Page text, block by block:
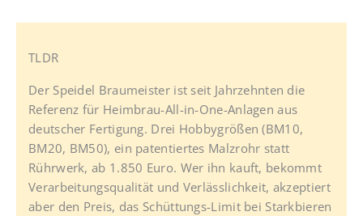
TLDR
Der Speidel Braumeister ist seit Jahrzehnten die
Referenz für Heimbrau-All-in-One-Anlagen aus
deutscher Fertigung. Drei Hobbygrößen (BM10,
BM20, BM50), ein patentiertes Malzrohr statt
Rührwerk, ab 1.850 Euro. Wer ihn kauft, bekommt
Verarbeitungsqualität und Verlässlichkeit, akzeptiert
aber den Preis, das Schüttungs-Limit bei Starkbieren